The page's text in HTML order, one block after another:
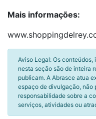
Mais informações:
Aviso Legal: Os
nesta seção são de inteira
publicam. A Abrasce atua
espaço de divulgação, não
responsabilidade sobre a
serviços, atividades ou